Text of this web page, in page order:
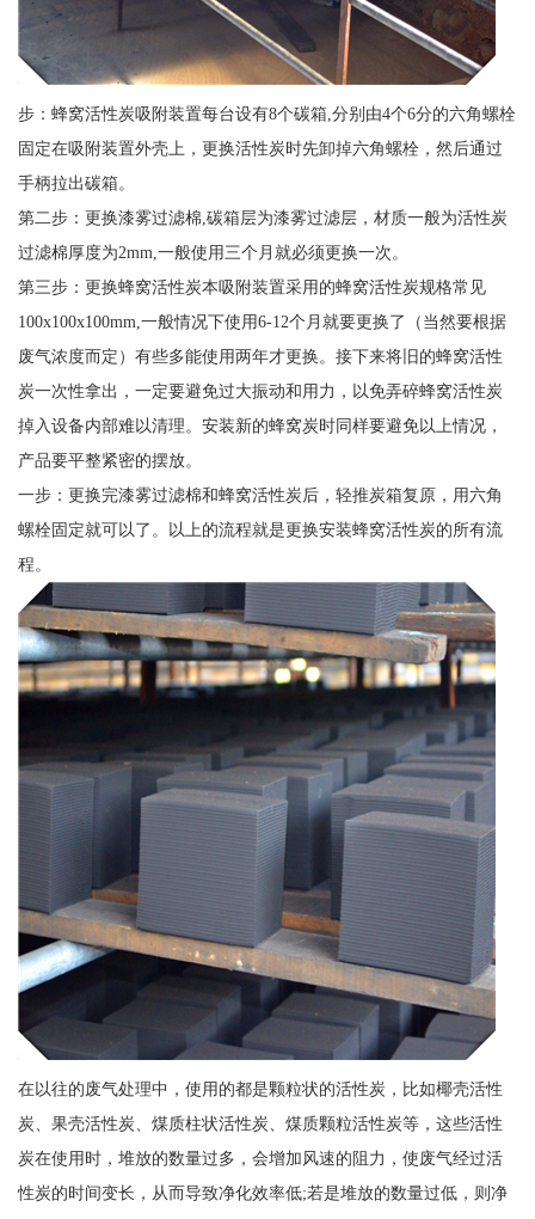
步：蜂窝活性炭吸附装置每台设有8个碳箱,分别由4个6分的六角螺栓
固定在吸附装置外壳上，更换活性炭时先卸掉六角螺栓，然后通过
手柄拉出碳箱。
第二步：更换漆雾过滤棉,碳箱层为漆雾过滤层，材质一般为活性炭
过滤棉厚度为2mm,一般使用三个月就必须更换一次。
第三步：更换蜂窝活性炭本吸附装置采用的蜂窝活性炭规格常见
100x100x100mm,一般情况下使用6-12个月就要更换了（当然要根据
废气浓度而定）有些多能使用两年才更换。接下来将旧的蜂窝活性
炭一次性拿出，一定要避免过大振动和用力，以免弄碎蜂窝活性炭
掉入设备内部难以清理。安装新的蜂窝炭时同样要避免以上情况，
产品要平整紧密的摆放。
一步：更换完漆雾过滤棉和蜂窝活性炭后，轻推炭箱复原，用六角
螺栓固定就可以了。以上的流程就是更换安装蜂窝活性炭的所有流
程。
在以往的废气处理中，使用的都是颗粒状的活性炭，比如椰壳活性
炭、果壳活性炭、煤质柱状活性炭、煤质颗粒活性炭等，这些活性
炭在使用时，堆放的数量过多，会增加风速的阻力，使废气经过活
性炭的时间变长，从而导致净化效率低;若是堆放的数量过低，则净